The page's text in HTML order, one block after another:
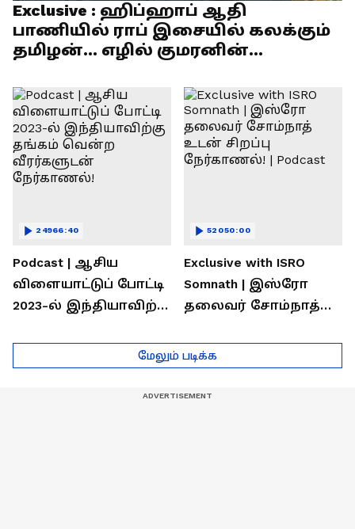
Exclusive : ஹிப்ஹாப் ஆதி
பாணியில் ராப் இசையில் கலக்கும்
தமிழன்... எழில் குமரனின்
Podcast | ஆசிய
விளையாட்டுப் போட்டி
2023-ல் இந்தியாவிற்கு
வீரர்களுடன்
நேர்காணல்!
24966:40
Exclusive with ISRO
Somnath | இஸ்ரோ
தலைவர் சோம்நாத்
நேர்காணல்! | Podcast
52050:00
மேலும் படிக்க